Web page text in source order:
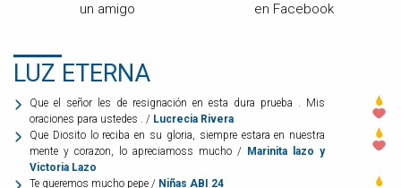
un amigo
en Facebook
LUZ ETERNA
Que el señor les de resignación en esta dura prueba . Mis
oraciones para ustedes . / Lucrecia Rivera
Que Diosito lo reciba en su gloria, siempre estara en nuestra
mente y corazon, lo apreciamoss mucho / Marinita lazo y
Victoria Lazo
Te queremos mucho pepe / Niñas ABI 24